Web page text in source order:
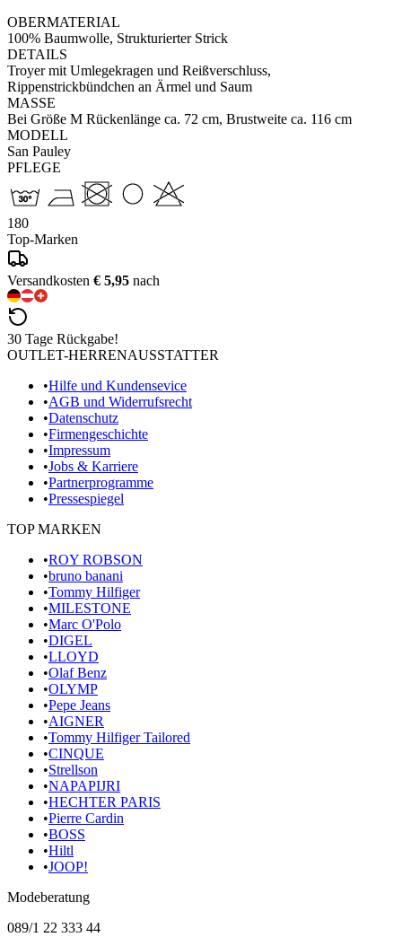
OBERMATERIAL
100% Baumwolle, Strukturierter Strick
DETAILS
Troyer mit Umlegekragen und Reißverschluss,
Rippenstrickbündchen an Ärmel und Saum
MASSE
Bei Größe M Rückenlänge ca. 72 cm, Brustweite ca. 116 cm
MODELL
San Pauley
PFLEGE
180
Top-Marken
Versandkosten € 5,95 nach
30 Tage Rückgabe!
OUTLET-HERRENAUSSTATTER
•Hilfe und Kundensevice
•AGB und Widerrufsrecht
•Datenschutz
•Firmengeschichte
•Impressum
•Jobs & Karriere
•Partnerprogramme
•Pressespiegel
TOP MARKEN
•ROY ROBSON
•bruno banani
•Tommy Hilfiger
•MILESTONE
•Marc O'Polo
•DIGEL
•LLOYD
•Olaf Benz
•OLYMP
•Pepe Jeans
•AIGNER
•Tommy Hilfiger Tailored
•CINQUE
•Strellson
•NAPAPIJRI
•HECHTER PARIS
•Pierre Cardin
•BOSS
•Hiltl
•JOOP!
Modeberatung
089/1 22 333 44